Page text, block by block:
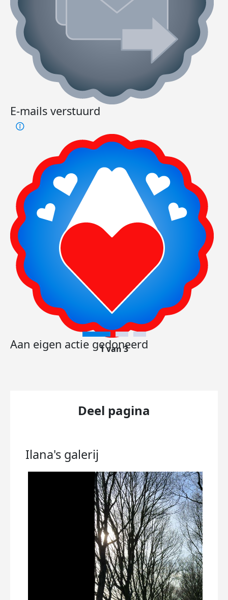
E-mails verstuurd
Aan eigen actie gedoneerd
1 van 3
Deel pagina
Ilana's galerij